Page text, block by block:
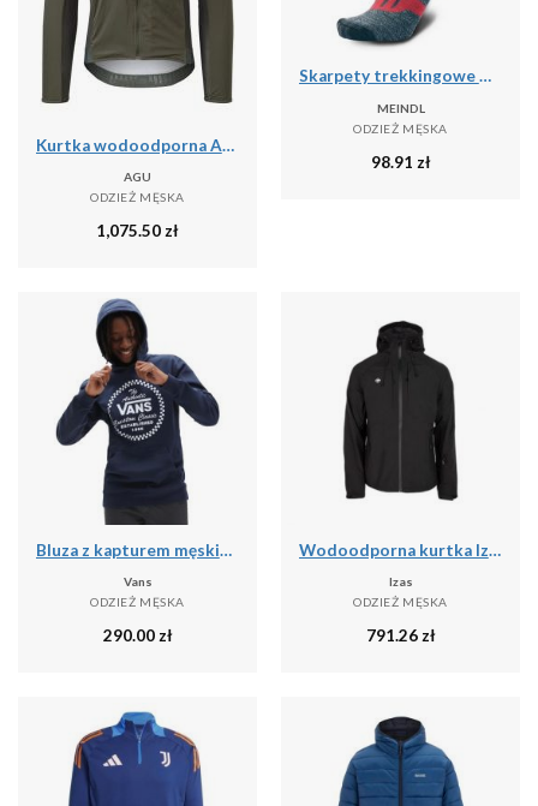
Kurtka wodoodporna Agu Polartec Alpha Performance
AGU
ODZIEŻ MĘSKA
1,075.50zł
Skarpety trekkingowe męskie Meindl MT6 Lady z wełną Merino
MEINDL
ODZIEŻ MĘSKA
98.91 zł
Bluza z kapturem męskie Vans Athletic
Vans
ODZIEŻ MĘSKA
290.00zł
Wodoodporna kurtka Izas Neo
Izas
ODZIEŻ MĘSKA
791.26zł